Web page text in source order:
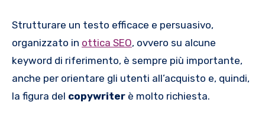
Strutturare un testo efficace e persuasivo,
organizzato in ottica SEO, ovvero su alcune
keyword di riferimento, è sempre più importante,
anche per orientare gli utenti all’acquisto e, quindi,
la figura del copywriter è molto richiesta.